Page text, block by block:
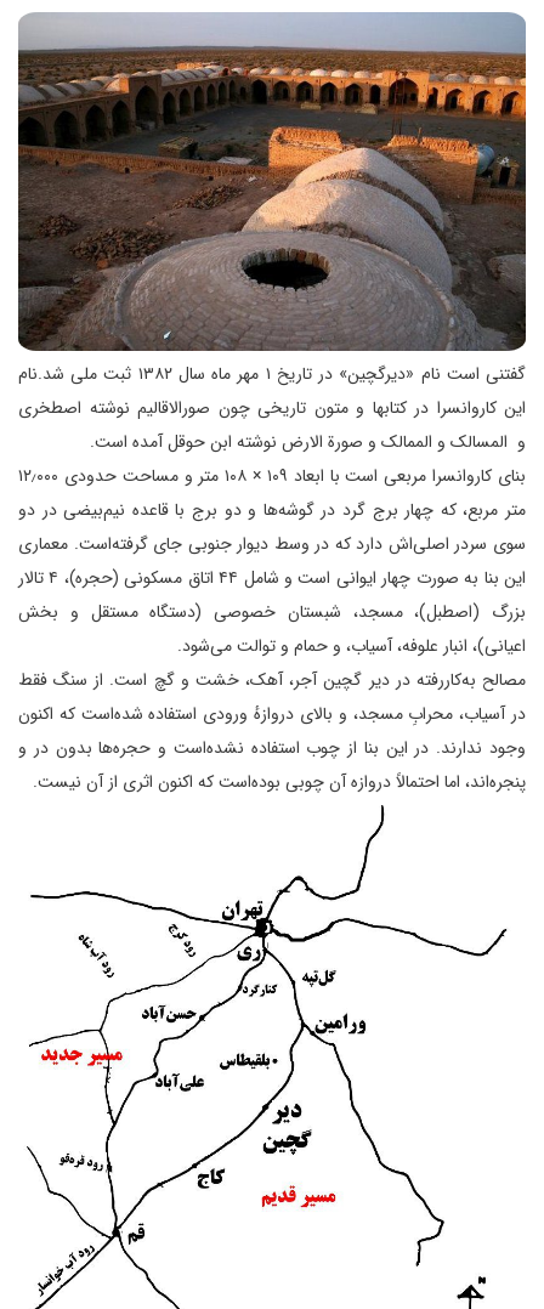
گفتنی است نام «دیرگچین» در تاریخ ۱ مهر ماه سال ۱۳۸۲ ثبت ملی شد.نام
این کاروانسرا در کتابها و متون تاریخی چون صورالاقالیم نوشته اصطخری
و المسالک و الممالک و صورة الارض نوشته ابن حوقل آمده است.
بنای کاروانسرا مربعی است با ابعاد ۱۰۹ × ۱۰۸ متر و مساحت حدودی ۱۲٫۰۰۰
متر مربع، که چهار برج گرد در گوشه‌ها و دو برج با قاعده نیم‌بیضی در دو
سوی سردر اصلی‌اش دارد که در وسط دیوار جنوبی جای گرفته‌است. معماری
این بنا به صورت چهار ایوانی است و شامل ۴۴ اتاق مسکونی (حجره)، ۴ تالار
بزرگ (اصطبل)، مسجد، شبستان خصوصی (دستگاه مستقل و بخش
اعیانی)، انبار علوفه، آسیاب، و حمام و توالت می‌شود.
مصالح به‌کاررفته در دیر گچین آجر، آهک، خشت و گچ است. از سنگ فقط
در آسیاب، محرابِ مسجد، و بالای دروازهٔ ورودی استفاده شده‌است که اکنون
وجود ندارند. در این بنا از چوب استفاده نشده‌است و حجره‌ها بدون در و
پنجره‌اند، اما احتمالاً دروازه آن چوبی بوده‌است که اکنون اثری از آن نیست.